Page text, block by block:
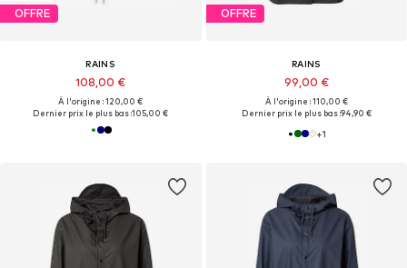
OFFRE
RAINS
108,00 €
À l'origine : 120,00 €
Dernier prix le plus bas :105,00 €
OFFRE
RAINS
99,00 €
À l'origine : 110,00 €
Dernier prix le plus bas :94,90 €
+1